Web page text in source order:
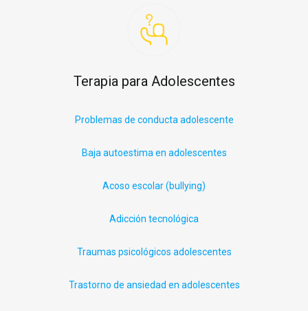
Terapia para Adolescentes
Problemas de conducta adolescente
Baja autoestima en adolescentes
Acoso escolar (bullying)
Adicción tecnológica
Traumas psicológicos adolescentes
Trastorno de ansiedad en adolescentes